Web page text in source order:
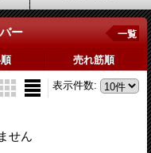
ー 一覧
売れ筋順
表示件数:
せん